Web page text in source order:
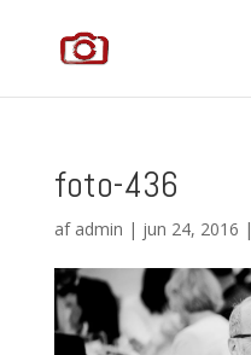
foto-436
af admin | jun 24, 2016 |